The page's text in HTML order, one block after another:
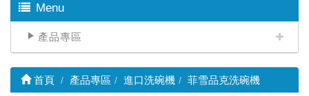
Menu
產品專區
首頁 產品專區 進口洗碗機 菲雪品克洗碗機